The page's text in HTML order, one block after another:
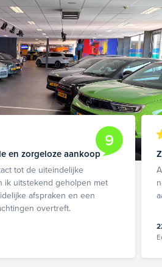
9
en zorgeloze aankoop
tot de uiteindelijke
ik uitstekend geholpen met
afspraken en een
overtreft.